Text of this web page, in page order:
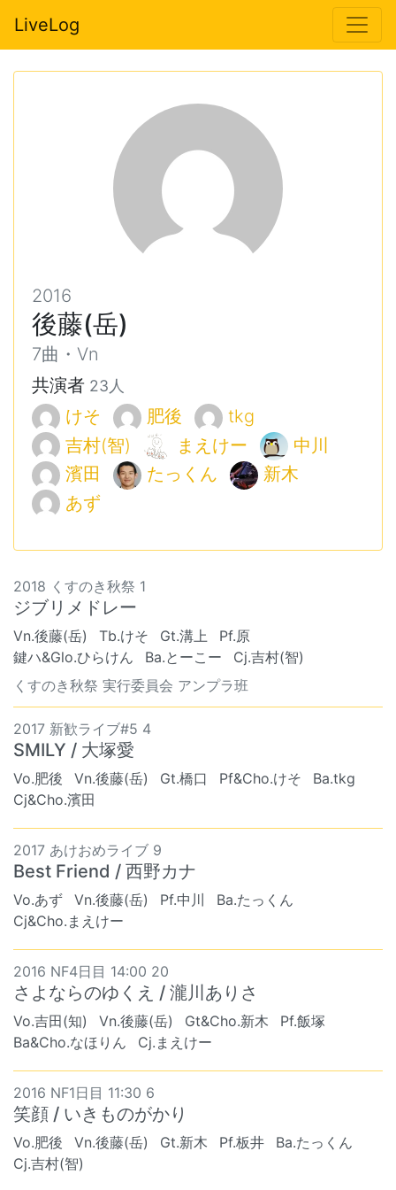
LiveLog
2016
後藤(岳)
7曲・Vn
共演者 23人
けそ 肥後
tkg
吉村(智)
まえけー
中川
濱田
たっくん
新木
あず
2018 くすのき秋祭 1
ジブリメドレー
Vn.後藤(岳) Tb.けそ Gt.溝上
Pf.原
鍵ハ&Glo.ひらけん
Ba.とーこー
Cj.吉村(智)
くすのき秋祭 実行委員会 アンプラ班
2017 新歓ライブ#5 4
SMILY / 大塚愛
Vo.肥後 Vn.後藤(岳) Gt.橋口 Pf&Cho.けそ
Ba.tkg
Cj&Cho.濱田
2017 あけおめライブ 9
Best Friend / 西野カナ
Vo.あず Vn.後藤(岳) Pf.中川
Ba.たっくん
Cj&Cho.まえけー
2016 NF4日目 14:00 20
さよならのゆくえ / 瀧川ありさ
Vo.吉田(知) Vn.後藤(岳) Gt&Cho.新木
Pf.飯塚
Ba&Cho.なほりん
Cj.まえけー
2016 NF1日目 11:30 6
笑顔 / いきものがかり
Vo.肥後 Vn.後藤(岳) Gt.新木 Pf.板井
Ba.たっくん
Cj.吉村(智)